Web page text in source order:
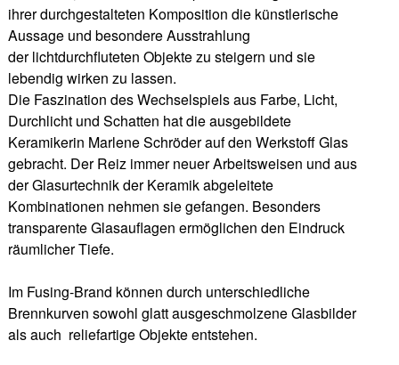
ihrer durchgestalteten Komposition die künstlerische
Aussage und besondere Ausstrahlung
der lichtdurchfluteten Objekte zu steigern und sie
lebendig wirken zu lassen.
Die Faszination des Wechselspiels aus Farbe, Licht,
Durchlicht und Schatten hat die ausgebildete
Keramikerin Marlene Schröder auf den Werkstoff Glas
gebracht. Der Reiz immer neuer Arbeitsweisen und aus
der Glasurtechnik der Keramik abgeleitete
Kombinationen nehmen sie gefangen. Besonders
transparente Glasauflagen ermöglichen den Eindruck
räumlicher Tiefe.
Im Fusing-Brand können durch unterschiedliche
Brennkurven sowohl glatt ausgeschmolzene Glasbilder
als auch reliefartige Objekte entstehen.